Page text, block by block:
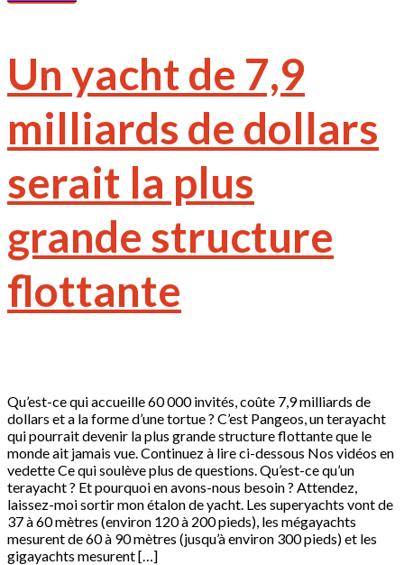
Un yacht de 7,9
milliards de dollars
serait la plus
grande structure
flottante
Qu’est-ce qui accueille 60 000 invités, coûte 7,9 milliards de
dollars et a la forme d’une tortue ? C’est Pangeos, un terayacht
qui pourrait devenir la plus grande structure flottante que le
monde ait jamais vue. Continuez à lire ci-dessous Nos vidéos en
vedette Ce qui soulève plus de questions. Qu’est-ce qu’un
terayacht ? Et pourquoi en avons-nous besoin ? Attendez,
laissez-moi sortir mon étalon de yacht. Les superyachts vont de
37 à 60 mètres (environ 120 à 200 pieds), les mégayachts
mesurent de 60 à 90 mètres (jusqu’à environ 300 pieds) et les
gigayachts mesurent […]